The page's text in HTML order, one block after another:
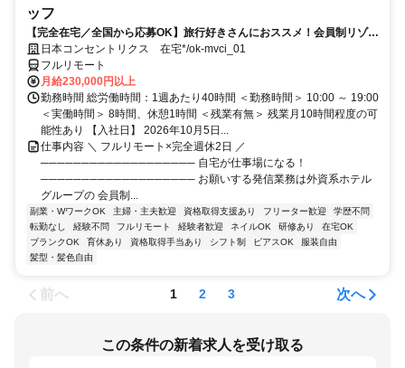
ッフ
【完全在宅／全国から応募OK】旅行好きさんにおススメ！会員制リゾー
トのご案内×テレワーク・リモートワーク◎月収34万円以上も可能！
日本コンセントリクス 在宅*/ok-mvci_01
フルリモート
月給230,000円以上
勤務時間 総労働時間：1週あたり40時間 ＜勤務時間＞ 10:00 ～ 19:00
＜実働時間＞ 8時間、休憩1時間 ＜残業有無＞ 残業月10時間程度の可
能性あり 【入社日】 2026年10月5日...
仕事内容 ＼ フルリモート×完全週休2日 ／
─────────────────── 自宅が仕事場になる！
─────────────────── お願いする発信業務は外資系ホテル
グループの 会員制...
副業・WワークOK 主婦・主夫歓迎 資格取得支援あり フリーター歓迎
学歴不問
転勤なし
経験不問 フルリモート 経験者歓迎 ネイルOK 研修あり
在宅OK
ブランクOK
育休あり 資格取得手当あり シフト制 ピアスOK
服装自由
髪型・髪色自由
前へ 1 2 3 次へ
この条件の新着求人を受け取る